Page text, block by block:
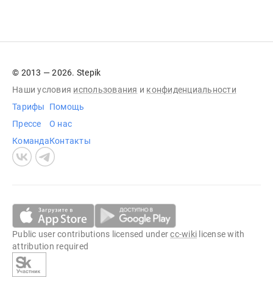
© 2013 — 2026. Stepik
Наши условия использования и конфиденциальности
Тарифы
Прессе
Команда
Помощь
О нас
Контакты
Public user contributions licensed undercc-wiki license with
attribution required